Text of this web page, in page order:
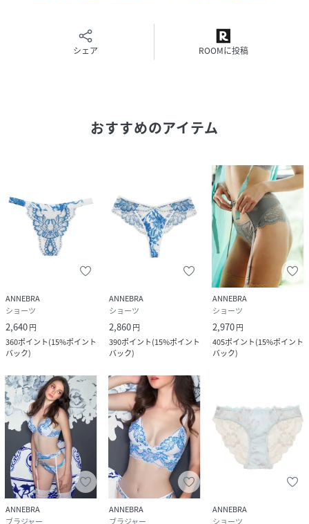
ナイロン80％、ポリウレタン18％、コットン
シェア ROOMに投稿
おすすめのアイテム
ANNEBRA
ショーツ
2,640円
360ポイント(15%ポイント
バック)
ANNEBRA
ショーツ
2,860円
390ポイント(15%ポイント
バック)
ANNEBRA
ショーツ
2,970円
405ポイント(15%ポイント
バック)
ANNEBRA
ブラジャー
ANNEBRA
ブラジャー
ANNEBRA
ショーツ